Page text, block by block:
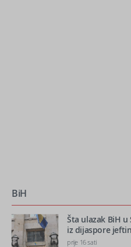
BiH
Šta ulazak BiH u
iz dijaspore
prije 16 sati